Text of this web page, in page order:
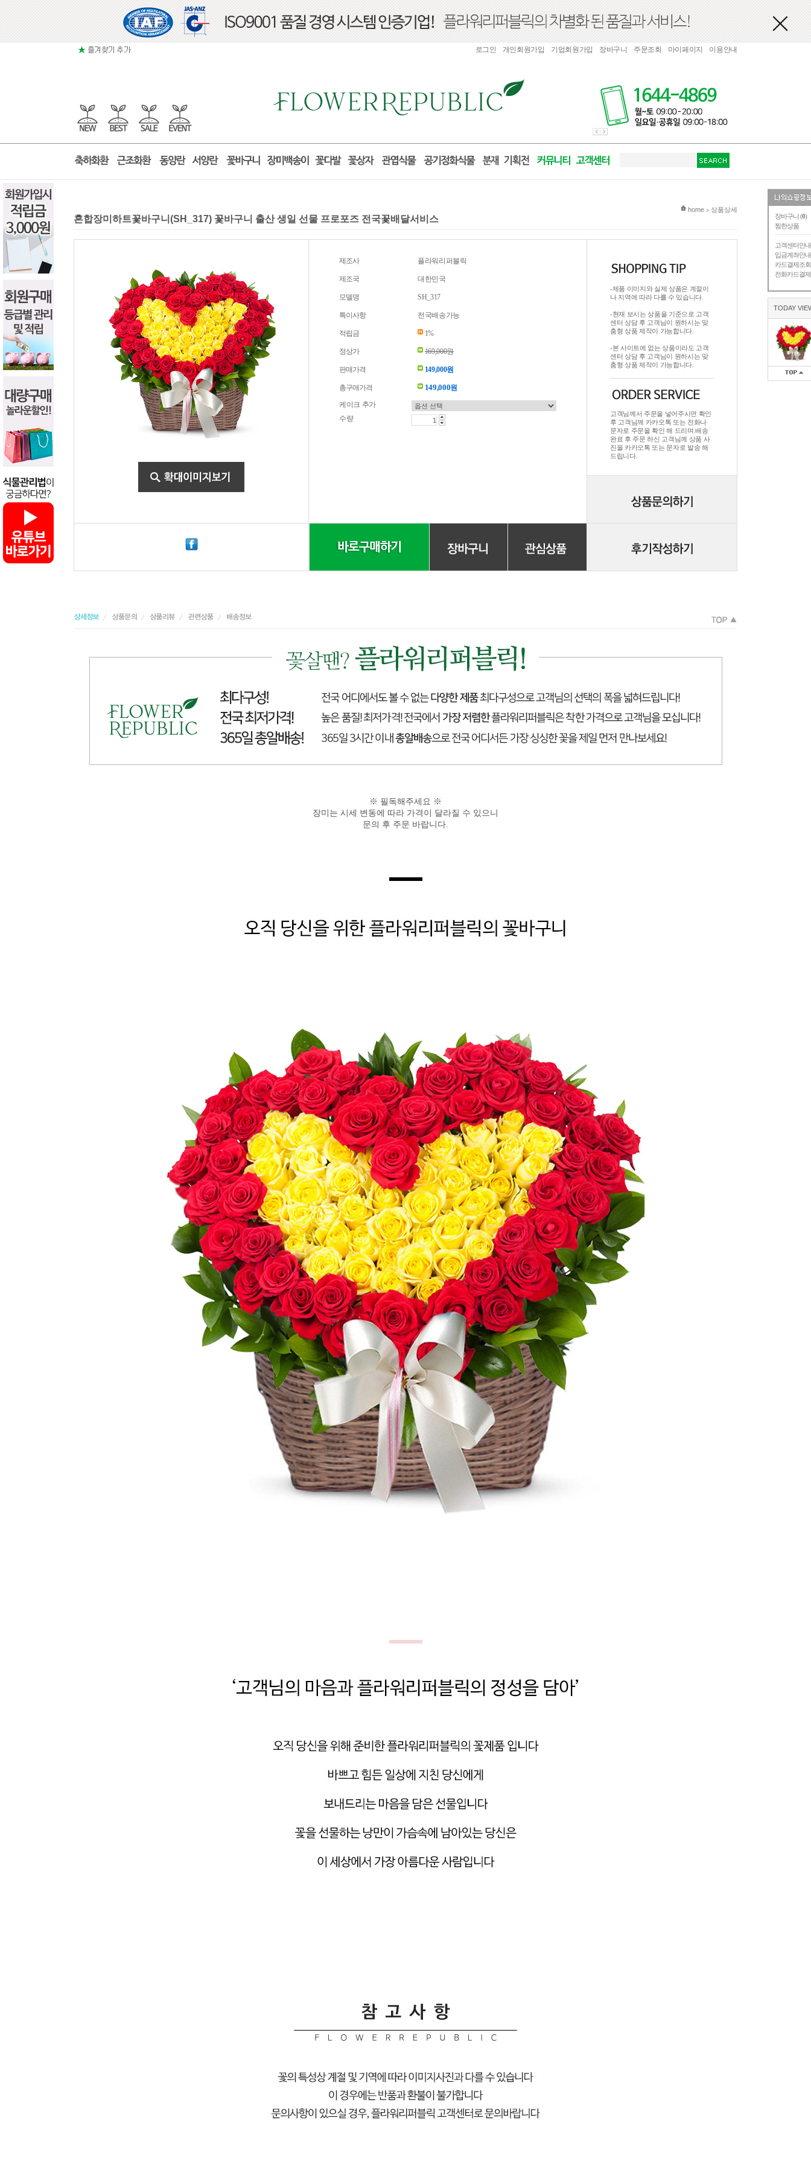
장바구니 (0)
찜한상품
고객센터안내
입금계좌안내
카드결제조회
전화카드결제
TODAY
로그인 개인회원가입 기업회원가입 장바구니 주문조회 마이페이지 이용안내
현재 위치
home > 상품상세
혼합장미하트꽃바구니(SH_317) 꽃바구니 출산 생일 선물 프로포즈 전국꽃배달서비스
제조사 플라워리퍼블릭
제조국 대한민국
모델명 SH_317
특이사항 전국배송가능
적립금 1%
정상가 169,000원
판매가격 149,000원
총구매가격 149,000원
케이크 추가
수량
-제품 이미지와 실제 상품은 계절이
나 지역에 따라 다를 수 있습니다.
-현재 보시는 상품을 기준으로 고객
센터 상담 후 고객님이 원하시는 맞
춤형 상품 제작이 가능합니다.
-본 사이트에 없는 상품이라도 고객
센터 상담 후 고객님이 원하시는 맞
춤형 상품 제작이 가능합니다.
고객님께서 주문을 넣어주시면 확인
후 고객님께 카카오톡 또는 전화나
문자로 주문을 확인 해 드리며.배송
완료 후 주문 하신 고객님께 상품 사
진을 카카오톡 또는 문자로 발송 해
드립니다.
※ 필독해주세요 ※
장미는 시세 변동에 따라 가격이 달라질 수 있으니
문의 후 주문 바랍니다.